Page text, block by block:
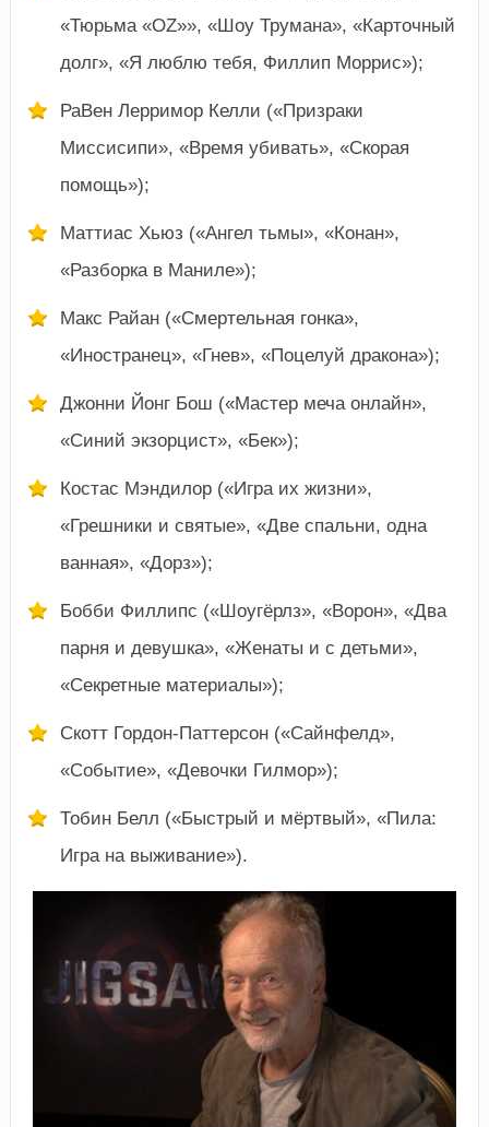
«Тюрьма «OZ»», «Шоу Трумана», «Карточный
долг», «Я люблю тебя, Филлип Моррис»);
РаВен Лерримор Келли («Призраки
Миссисипи», «Время убивать», «Скорая
помощь»);
Маттиас Хьюз («Ангел тьмы», «Конан»,
«Разборка в Маниле»);
Макс Райан («Смертельная гонка»,
«Иностранец», «Гнев», «Поцелуй дракона»);
Джонни Йонг Бош («Мастер меча онлайн»,
«Синий экзорцист», «Бек»);
Костас Мэндилор («Игра их жизни»,
«Грешники и святые», «Две спальни, одна
ванная», «Дорз»);
Бобби Филлипс («Шоугёрлз», «Ворон», «Два
парня и девушка», «Женаты и с детьми»,
«Секретные материалы»);
Скотт Гордон-Паттерсон («Сайнфелд»,
«Событие», «Девочки Гилмор»);
Тобин Белл («Быстрый и мёртвый», «Пила:
Игра на выживание»).